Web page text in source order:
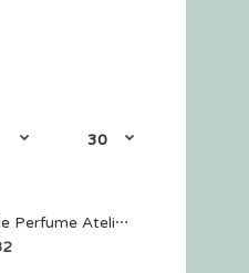
韓國 hetras - Handmade Perfume Atelier Tea 50ml